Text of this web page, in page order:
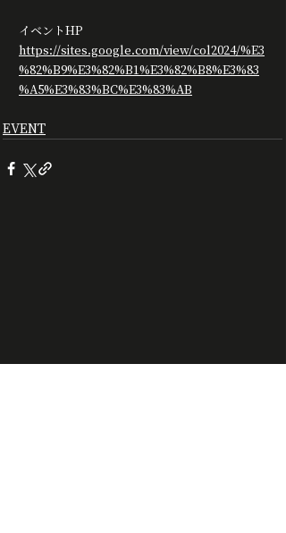
イベントHP
https://sites.google.com/view/col2024/%E3
%82%B9%E3%82%B1%E3%82%B8%E3%83
%A5%E3%83%BC%E3%83%AB
EVENT